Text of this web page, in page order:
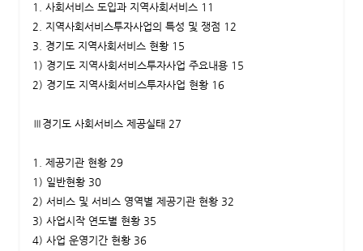
1. 사회서비스 도입과 지역사회서비스 11
2. 지역사회서비스투자사업의 특성 및 쟁점 12
3. 경기도 지역사회서비스 현황 15
1) 경기도 지역사회서비스투자사업 주요내용 15
2) 경기도 지역사회서비스투자사업 현황 16
Ⅲ경기도 사회서비스 제공실태 27
1. 제공기관 현황 29
1) 일반현황 30
2) 서비스 및 서비스 영역별 제공기관 현황 32
3) 사업시작 연도별 현황 35
4) 사업 운영기간 현황 36